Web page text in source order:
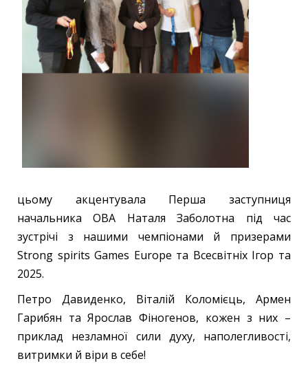
цьому акцентувала Перша заступниця
начальника ОВА Наталя Заболотна під час
зустрічі з нашими чемпіонами й призерами
Strong spirits Games Europe та Всесвітніх Ігор та
2025.
Петро Давиденко, Віталій Коломієць, Армен
Гарибян та Ярослав Фіногенов, кожен з них –
приклад незламної сили духу, наполегливості,
витримки й віри в себе!